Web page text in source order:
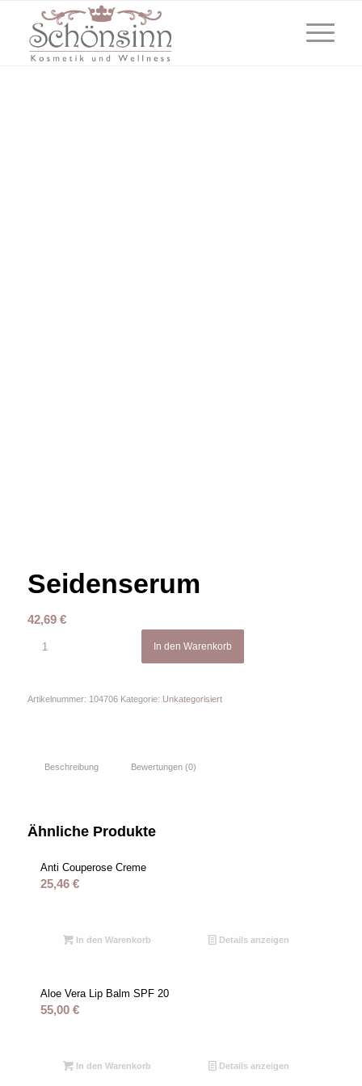
Seidenserum
42,69 €
In den Warenkorb
Artikelnummer: 104706 Kategorie: Unkategorisiert
Beschreibung Bewertungen (0)
Ähnliche Produkte
Anti Couperose Creme
25,46 €
In den Warenkorb Details anzeigen
Aloe Vera Lip Balm SPF 20
55,00 €
In den Warenkorb Details anzeigen